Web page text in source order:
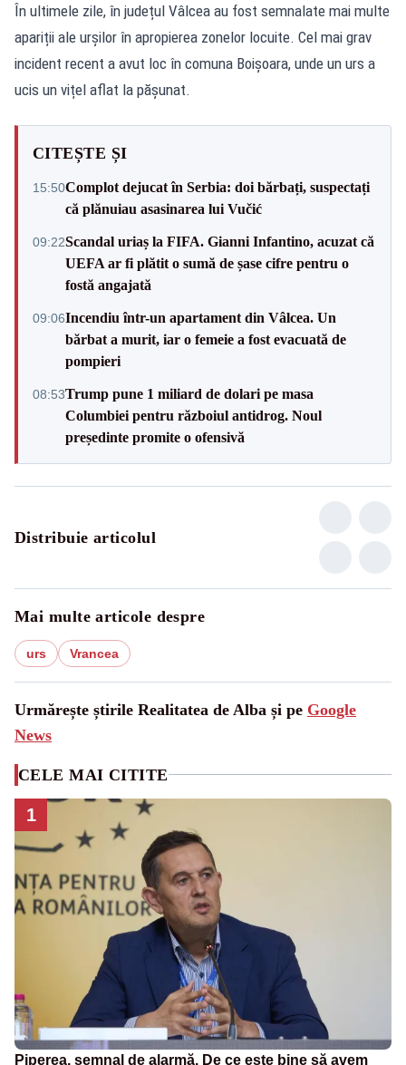
În ultimele zile, în județul Vâlcea au fost semnalate mai multe
apariții ale urșilor în apropierea zonelor locuite. Cel mai grav
incident recent a avut loc în comuna Boișoara, unde un urs a
ucis un vițel aflat la pășunat.
CITEȘTE ȘI
15:50Complot dejucat în Serbia: doi bărbați, suspectați
că plănuiau asasinarea lui Vučić
09:22Scandal uriaș la FIFA. Gianni Infantino, acuzat că
UEFA ar fi plătit o sumă de șase cifre pentru o
fostă angajată
09:06Incendiu într-un apartament din Vâlcea. Un
bărbat a murit, iar o femeie a fost evacuată de
pompieri
08:53Trump pune 1 miliard de dolari pe masa
Columbiei pentru războiul antidrog. Noul
președinte promite o ofensivă
Distribuie articolul
Mai multe articole despre
urs Vrancea
Urmărește știrile Realitatea de Alba și pe Google
News
CELE MAI CITITE
1
Piperea, semnal de alarmă. De ce este bine să avem